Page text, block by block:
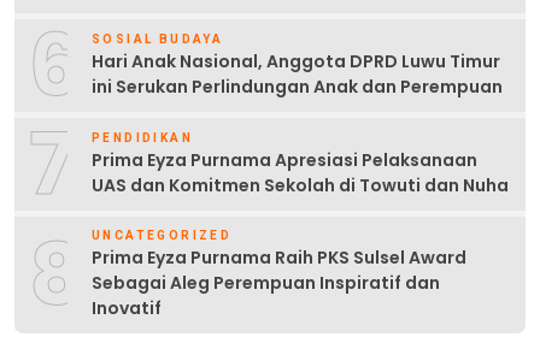
6 SOSIAL BUDAYA
Hari Anak Nasional, Anggota DPRD Luwu Timur
ini Serukan Perlindungan Anak dan Perempuan
7 PENDIDIKAN
Prima Eyza Purnama Apresiasi Pelaksanaan
UAS dan Komitmen Sekolah di Towuti dan Nuha
8 UNCATEGORIZED
Prima Eyza Purnama Raih PKS Sulsel Award
Sebagai Aleg Perempuan Inspiratif dan
Inovatif